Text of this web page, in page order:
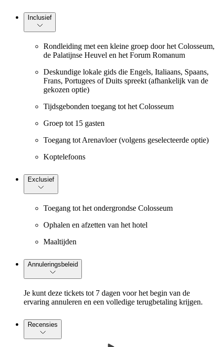
Inclusief
Rondleiding met een kleine groep door het Colosseum,
de Palatijnse Heuvel en het Forum Romanum
Deskundige lokale gids die Engels, Italiaans, Spaans,
Frans, Portugees of Duits spreekt (afhankelijk van de
gekozen optie)
Tijdsgebonden toegang tot het Colosseum
Groep tot 15 gasten
Toegang tot Arenavloer (volgens geselecteerde optie)
Koptelefoons
Exclusief
Toegang tot het ondergrondse Colosseum
Ophalen en afzetten van het hotel
Maaltijden
Annuleringsbeleid
Je kunt deze tickets tot 7 dagen voor het begin van de
ervaring annuleren en een volledige terugbetaling krijgen.
Recensies